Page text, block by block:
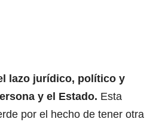
lazo jurídico, político y
y el Estado. Esta
por el hecho de tener otra